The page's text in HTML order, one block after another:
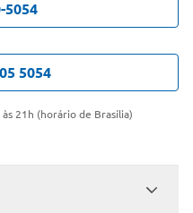
5054
5054
21h (horário de Brasília)